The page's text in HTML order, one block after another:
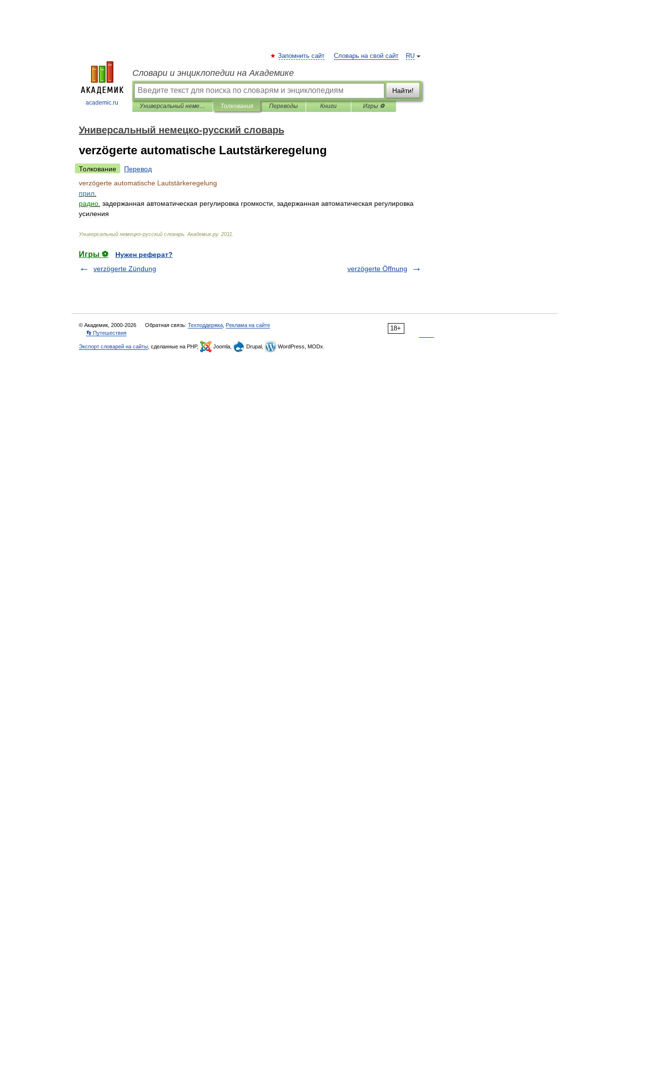
academic.ru
RU
Запомнить сайт Словарь на свой сайт
Словари и энциклопедии на Академике
Найти!
Универсальный немецко-русский словарь Толкования Переводы Книги Игры ⚽
Универсальный немецко-русский словарь
verzögerte automatische Lautstärkeregelung
Толкование
Перевод
verzögerte automatische Lautstärkeregelung
прил
радио задержанная автоматическая регулировка громкости задержанная автоматическая регулировка
усиления
Универсальный немецко-русский словарь Академик.ру. 2011
Игры ⚽
Нужен реферат?
verzögerte Zündung
verzögerte Öffnung
18+
© Академик, 2000-2026 Обратная связь: Техподдержка Реклама на сайте
👣 Путешествия
Экспорт словарей на сайты , сделанные на PHP, Joomla, Drupal, WordPress, MODx.